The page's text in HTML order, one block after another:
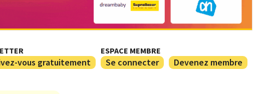
vous gratuitement
ESPACE MEMBRE
Se connecter Devenez membre